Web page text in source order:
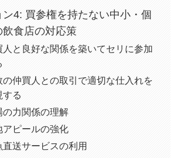
ン4: 買参権を持たない中小・個
飲食店の対応策
人と良好な関係を築いてセリに参加
の仲買人との取引で適切な仕入れを
する
の力関係の理解
アピールの強化
直送サービスの利用